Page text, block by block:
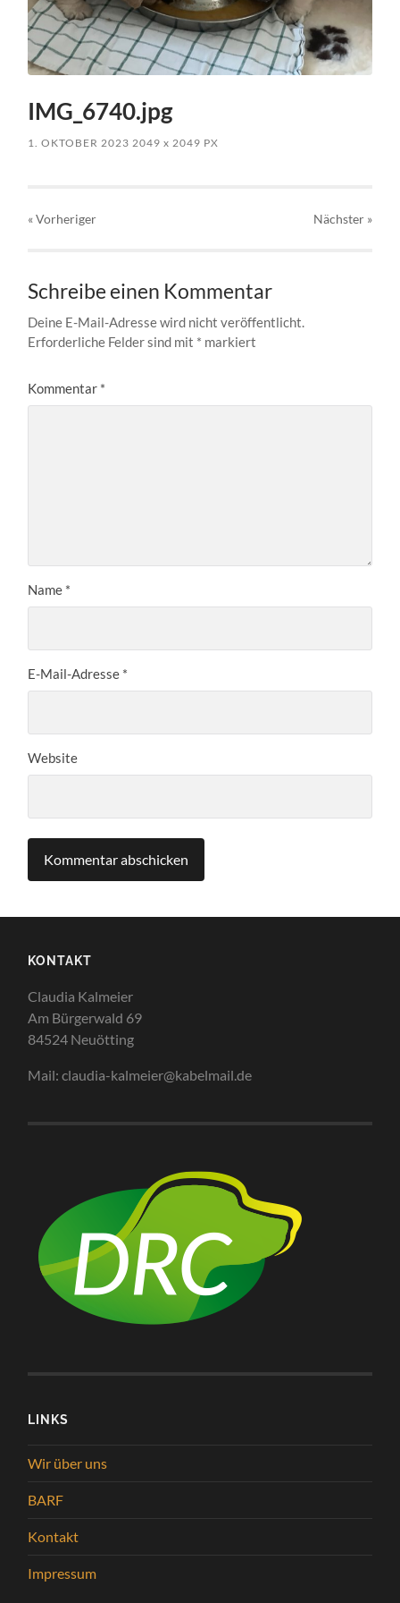
IMG_6740.jpg
1. OKTOBER 2023 2049x 2049 PX
« Vorheriger Nächster »
Schreibe einen Kommentar
Deine E-Mail-Adresse wird nicht veröffentlicht.
Erforderliche Felder sind mit * markiert
Kommentar *
Name *
E-Mail-Adresse *
Website
KONTAKT
Claudia Kalmeier
Am Bürgerwald 69
84524 Neuötting
Mail: claudia-kalmeier@kabelmail.de
LINKS
Wir über uns
BARF
Kontakt
Impressum